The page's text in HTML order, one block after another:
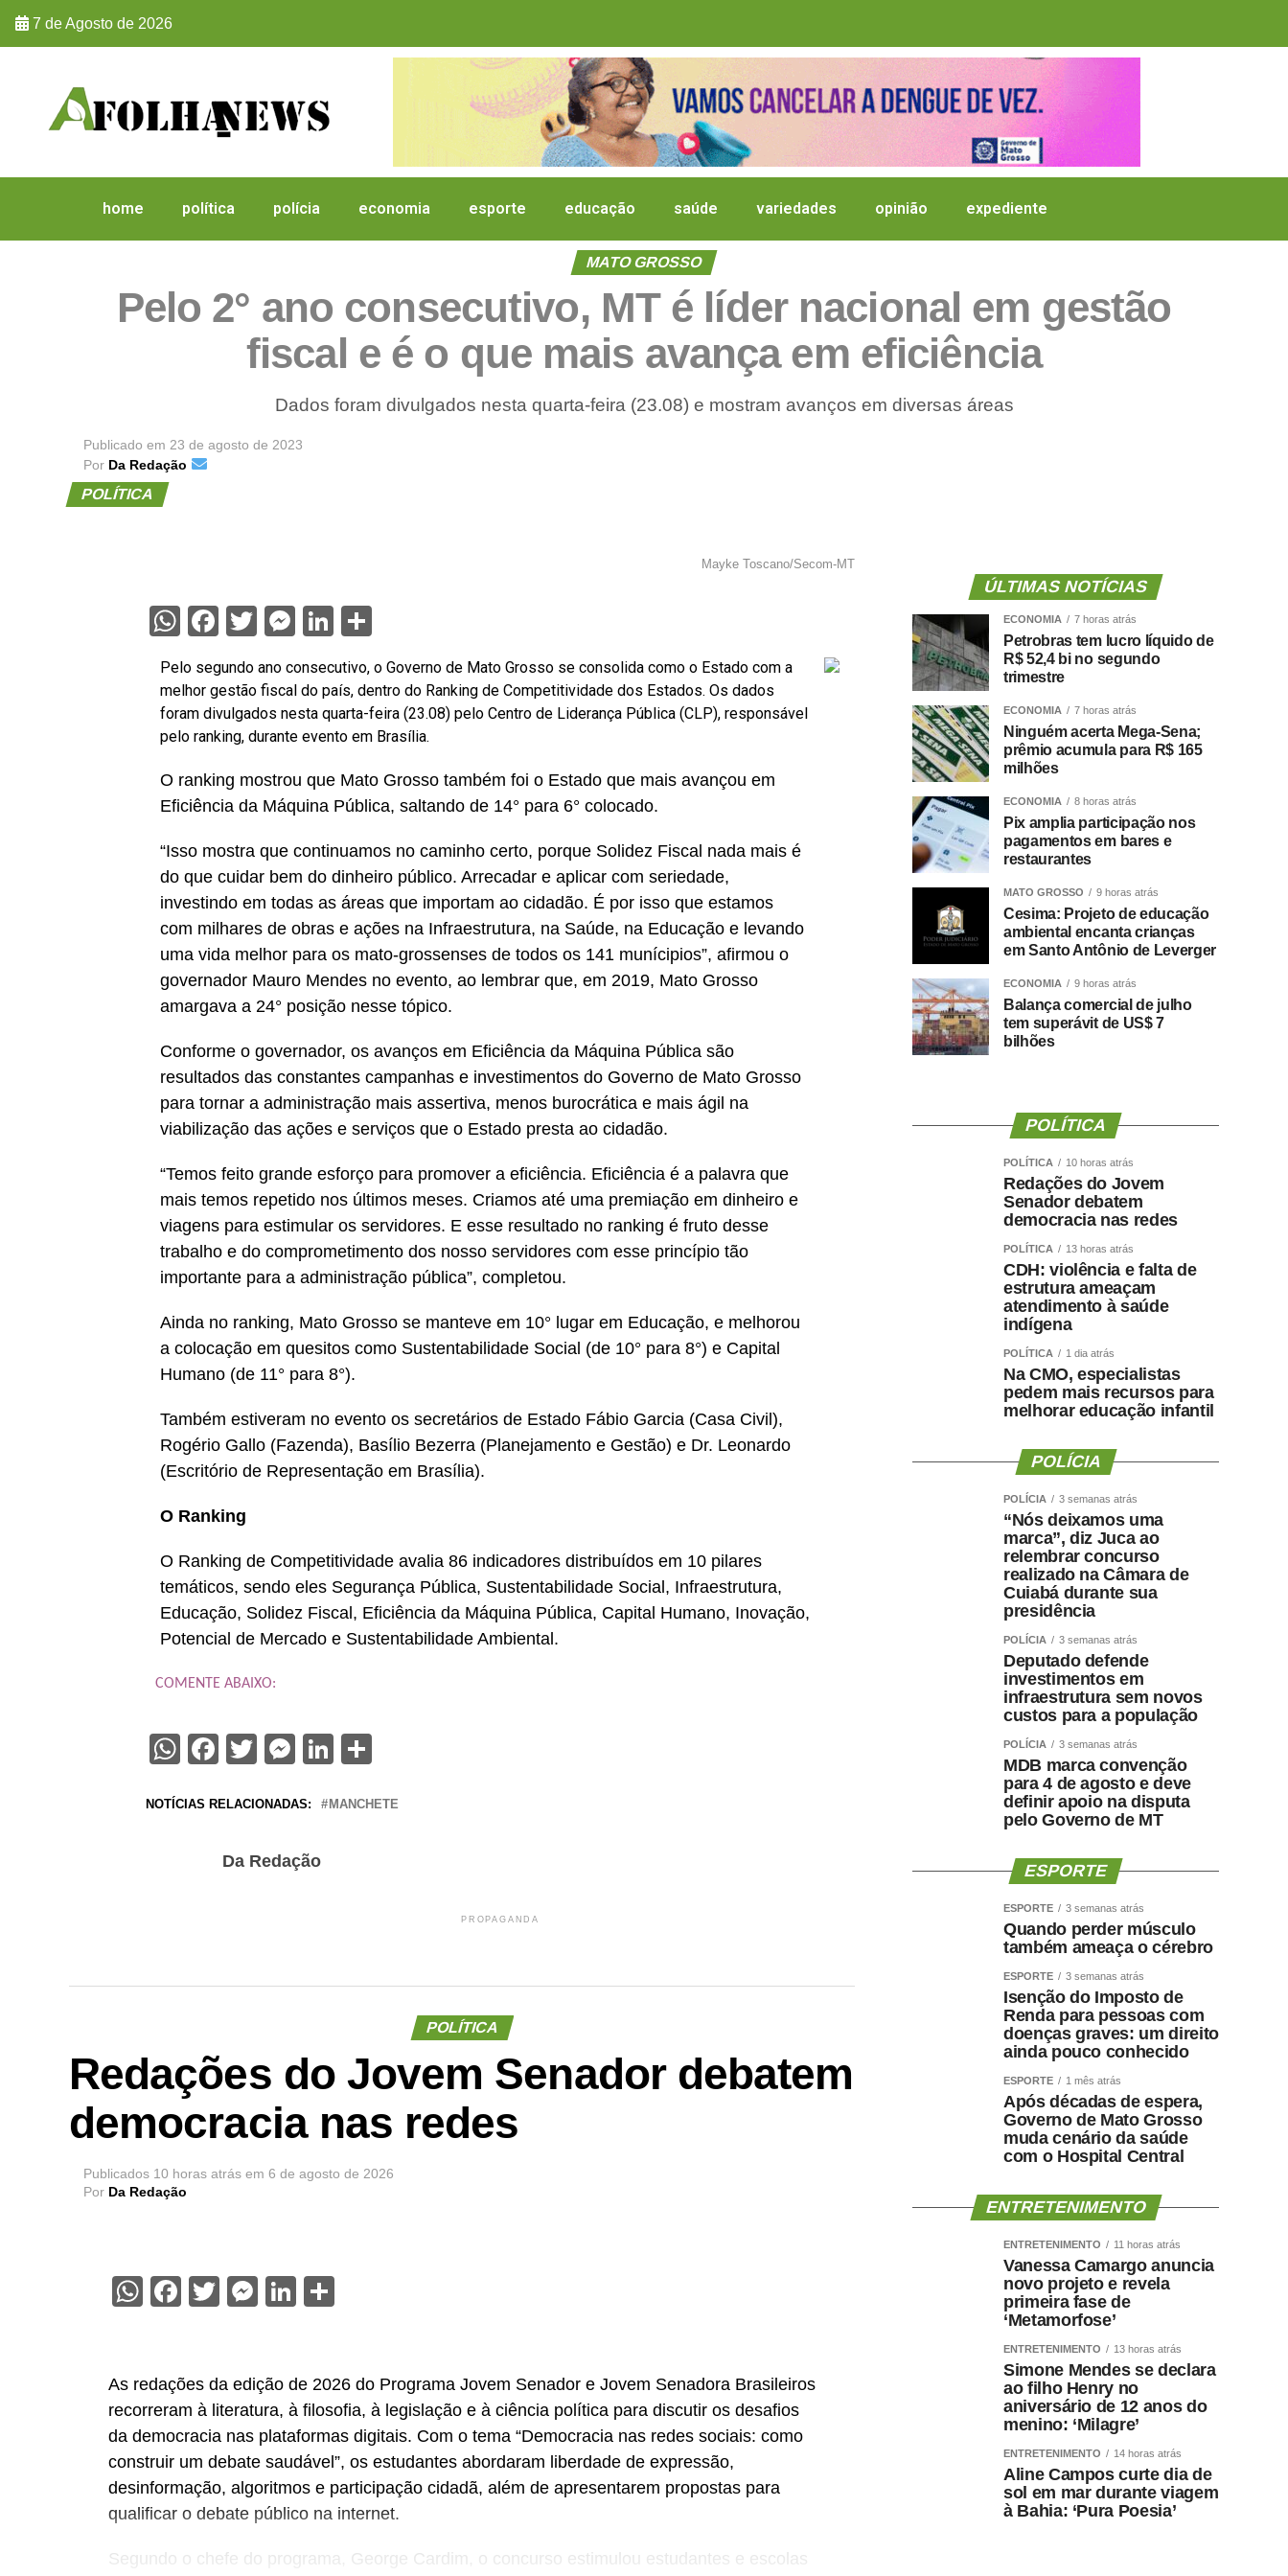
7 de Agosto de 2026
home política polícia economia esporte educação saúde variedades opinião expediente
MATO GROSSO
Pelo 2° ano consecutivo, MT é líder nacional em gestão
fiscal e é o que mais avança em eficiência
Dados foram divulgados nesta quarta-feira (23.08) e mostram avanços em diversas áreas
Publicado em 23 de agosto de 2023
Por Da Redação
POLÍTICA
Mayke Toscano/Secom-MT
WhatsApp
Facebook
TwitterMessenger
LinkedIn
Pelo segundo ano consecutivo, o Governo de Mato Grosso se consolida como o Estado com a
melhor gestão fiscal do país, dentro do Ranking de Competitividade dos Estados. Os dados
foram divulgados nesta quarta-feira (23.08) pelo Centro de Liderança Pública (CLP), responsável
pelo ranking, durante evento em Brasília.
O ranking mostrou que Mato Grosso também foi o Estado que mais avançou em
Eficiência da Máquina Pública, saltando de 14° para 6° colocado.
“Isso mostra que continuamos no caminho certo, porque Solidez Fiscal nada mais é
do que cuidar bem do dinheiro público. Arrecadar e aplicar com seriedade,
investindo em todas as áreas que importam ao cidadão. É por isso que estamos
com milhares de obras e ações na Infraestrutura, na Saúde, na Educação e levando
uma vida melhor para os mato-grossenses de todos os 141 munícipios”, afirmou o
governador Mauro Mendes no evento, ao lembrar que, em 2019, Mato Grosso
amargava a 24° posição nesse tópico.
Conforme o governador, os avanços em Eficiência da Máquina Pública são
resultados das constantes campanhas e investimentos do Governo de Mato Grosso
para tornar a administração mais assertiva, menos burocrática e mais ágil na
viabilização das ações e serviços que o Estado presta ao cidadão.
“Temos feito grande esforço para promover a eficiência. Eficiência é a palavra que
mais temos repetido nos últimos meses. Criamos até uma premiação em dinheiro e
viagens para estimular os servidores. E esse resultado no ranking é fruto desse
trabalho e do comprometimento dos nosso servidores com esse princípio tão
importante para a administração pública”, completou.
Ainda no ranking, Mato Grosso se manteve em 10° lugar em Educação, e melhorou
a colocação em quesitos como Sustentabilidade Social (de 10° para 8°) e Capital
Humano (de 11° para 8°).
Também estiveram no evento os secretários de Estado Fábio Garcia (Casa Civil),
Rogério Gallo (Fazenda), Basílio Bezerra (Planejamento e Gestão) e Dr. Leonardo
(Escritório de Representação em Brasília).
O Ranking
O Ranking de Competitividade avalia 86 indicadores distribuídos em 10 pilares
temáticos, sendo eles Segurança Pública, Sustentabilidade Social, Infraestrutura,
Educação, Solidez Fiscal, Eficiência da Máquina Pública, Capital Humano, Inovação,
Potencial de Mercado e Sustentabilidade Ambiental.
COMENTE ABAIXO:
WhatsApp
Facebook
TwitterMessenger
LinkedIn
NOTÍCIAS RELACIONADAS: MANCHETE
Da Redação
PROPAGANDA
POLÍTICA
Redações do Jovem Senador debatem
democracia nas redes
Publicados 10 horas atrás em 6 de agosto de 2026
Por Da Redação
WhatsApp
Facebook
TwitterMessenger
LinkedIn
As redações da edição de 2026 do Programa Jovem Senador e Jovem Senadora Brasileiros
recorreram à literatura, à filosofia, à legislação e à ciência política para discutir os desafios
da democracia nas plataformas digitais. Com o tema “Democracia nas redes sociais: como
construir um debate saudável”, os estudantes abordaram liberdade de expressão,
desinformação, algoritmos e participação cidadã, além de apresentarem propostas para
qualificar o debate público na internet.
Segundo o chefe do programa, George Cardim, o concurso estimulou estudantes e escolas
ÚLTIMAS NOTÍCIAS
ECONOMIA 7 horas atrás
Petrobras tem lucro líquido de
R$ 52,4 bi no segundo
trimestre
ECONOMIA 7 horas atrás
Ninguém acerta Mega-Sena;
prêmio acumula para R$ 165
milhões
ECONOMIA 8 horas atrás
Pix amplia participação nos
pagamentos em bares e
restaurantes
MATO GROSSO 9 horas atrás
Cesima: Projeto de educação
ambiental encanta crianças
em Santo Antônio de Leverger
ECONOMIA 9 horas atrás
Balança comercial de julho
tem superávit de US$ 7
bilhões
POLÍTICA
POLÍTICA 10 horas atrás
Redações do Jovem
Senador debatem
democracia nas redes
POLÍTICA 13 horas atrás
CDH: violência e falta de
estrutura ameaçam
atendimento à saúde
indígena
POLÍTICA 1 dia atrás
Na CMO, especialistas
pedem mais recursos para
melhorar educação infantil
POLÍCIA
POLÍCIA 3 semanas atrás
“Nós deixamos uma
marca”, diz Juca ao
relembrar concurso
realizado na Câmara de
Cuiabá durante sua
presidência
POLÍCIA 3 semanas atrás
Deputado defende
investimentos em
infraestrutura sem novos
custos para a população
POLÍCIA 3 semanas atrás
MDB marca convenção
para 4 de agosto e deve
definir apoio na disputa
pelo Governo de MT
ESPORTE
ESPORTE 3 semanas atrás
Quando perder músculo
também ameaça o cérebro
ESPORTE 3 semanas atrás
Isenção do Imposto de
Renda para pessoas com
doenças graves: um direito
ainda pouco conhecido
ESPORTE 1 mês atrás
Após décadas de espera,
Governo de Mato Grosso
muda cenário da saúde
com o Hospital Central
ENTRETENIMENTO
ENTRETENIMENTO 11 horas atrás
Vanessa Camargo anuncia
novo projeto e revela
primeira fase de
‘Metamorfose’
ENTRETENIMENTO 13 horas atrás
Simone Mendes se declara
ao filho Henry no
aniversário de 12 anos do
menino: ‘Milagre’
ENTRETENIMENTO 14 horas atrás
Aline Campos curte dia de
sol em mar durante viagem
à Bahia: ‘Pura Poesia’